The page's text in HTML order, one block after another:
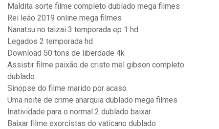
Maldita sorte filme completo dublado mega filmes
Rei leão 2019 online mega filmes
Nanatsu no taizai 3 temporada ep 1 hd
Legados 2 temporada hd
Download 50 tons de liberdade 4k
Assistir filme paixão de cristo mel gibson completo
dublado
Sinopse do filme marido por acaso
Uma noite de crime anarquia dublado mega filmes
Inatividade para o normal 2 dublado baixar
Baixar filme exorcistas do vaticano dublado